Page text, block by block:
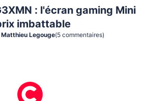
: l'écran gaming Mini
imbattable
Matthieu Legouge(5 commentaires)